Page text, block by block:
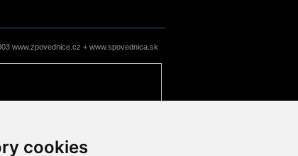
cookies
www.zpovednice.cz + www.spovednica.sk